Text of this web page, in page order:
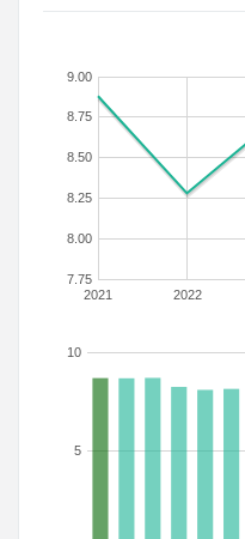
2021 2022
7.75
8.00
8.25
8.50
8.75
9.00
5
10